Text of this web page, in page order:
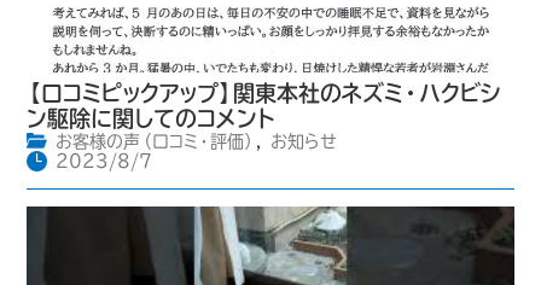
【口コミピックアップ】関東本社のネズミ・ハクビシ
ン駆除に関してのコメント
お客様の声（口コミ・評価）
お知らせ
2023/8/7